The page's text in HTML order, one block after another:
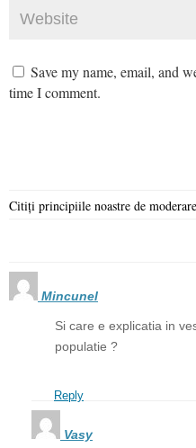
Save my name, email, and
time I comment.
Citiți principiile noastre de moderare
Mincunel
Si care e explicatia in
populatie ?
Reply
Vasy